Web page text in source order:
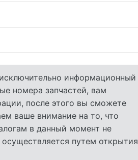
информационный
номера запчастей, вам
после этого вы сможете
ваше внимание на то, что
в данный момент не
путем открытия